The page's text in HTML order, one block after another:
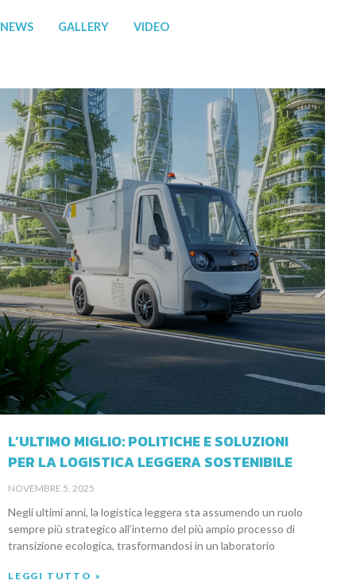
NEWS GALLERY VIDEO
L’ULTIMO MIGLIO: POLITICHE E SOLUZIONI
PER LA LOGISTICA LEGGERA SOSTENIBILE
NOVEMBRE 5, 2025
Negli ultimi anni, la logistica leggera sta assumendo un ruolo
sempre più strategico all’interno del più ampio processo di
transizione ecologica, trasformandosi in un laboratorio
LEGGI TUTTO »